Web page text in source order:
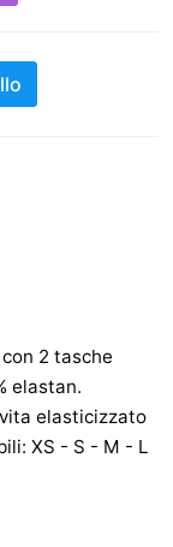
2 tasche
elastan.
elasticizzato
XS - S - M - L